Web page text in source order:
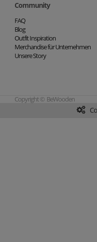
Community
FAQ
Blog
Outfit Inspiration
Merchandise für Unternehmen
Unsere Story
Copyright © BeWooden